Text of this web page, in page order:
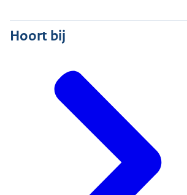
Hoort bij